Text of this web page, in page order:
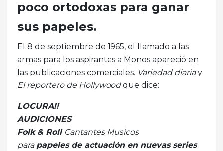
poco ortodoxas para ganar
sus papeles.
El 8 de septiembre de 1965, el llamado a las
armas para los aspirantes a Monos apareció en
las publicaciones comerciales. Variedad diariay
El reportero de Hollywoodque dice:
LOCURA!!
AUDICIONES
Folk & Roll Cantantes Musicos
para papeles de actuación en nuevas series